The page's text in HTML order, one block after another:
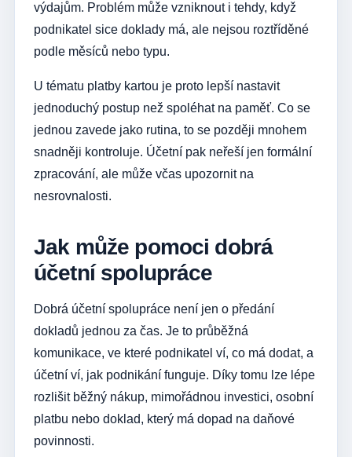
výdajům. Problém může vzniknout i tehdy, když
podnikatel sice doklady má, ale nejsou roztříděné
podle měsíců nebo typu.
U tématu platby kartou je proto lepší nastavit
jednoduchý postup než spoléhat na paměť. Co se
jednou zavede jako rutina, to se později mnohem
snadněji kontroluje. Účetní pak neřeší jen formální
zpracování, ale může včas upozornit na
nesrovnalosti.
Jak může pomoci dobrá
účetní spolupráce
Dobrá účetní spolupráce není jen o předání
dokladů jednou za čas. Je to průběžná
komunikace, ve které podnikatel ví, co má dodat, a
účetní ví, jak podnikání funguje. Díky tomu lze lépe
rozlišit běžný nákup, mimořádnou investici, osobní
platbu nebo doklad, který má dopad na daňové
povinnosti.